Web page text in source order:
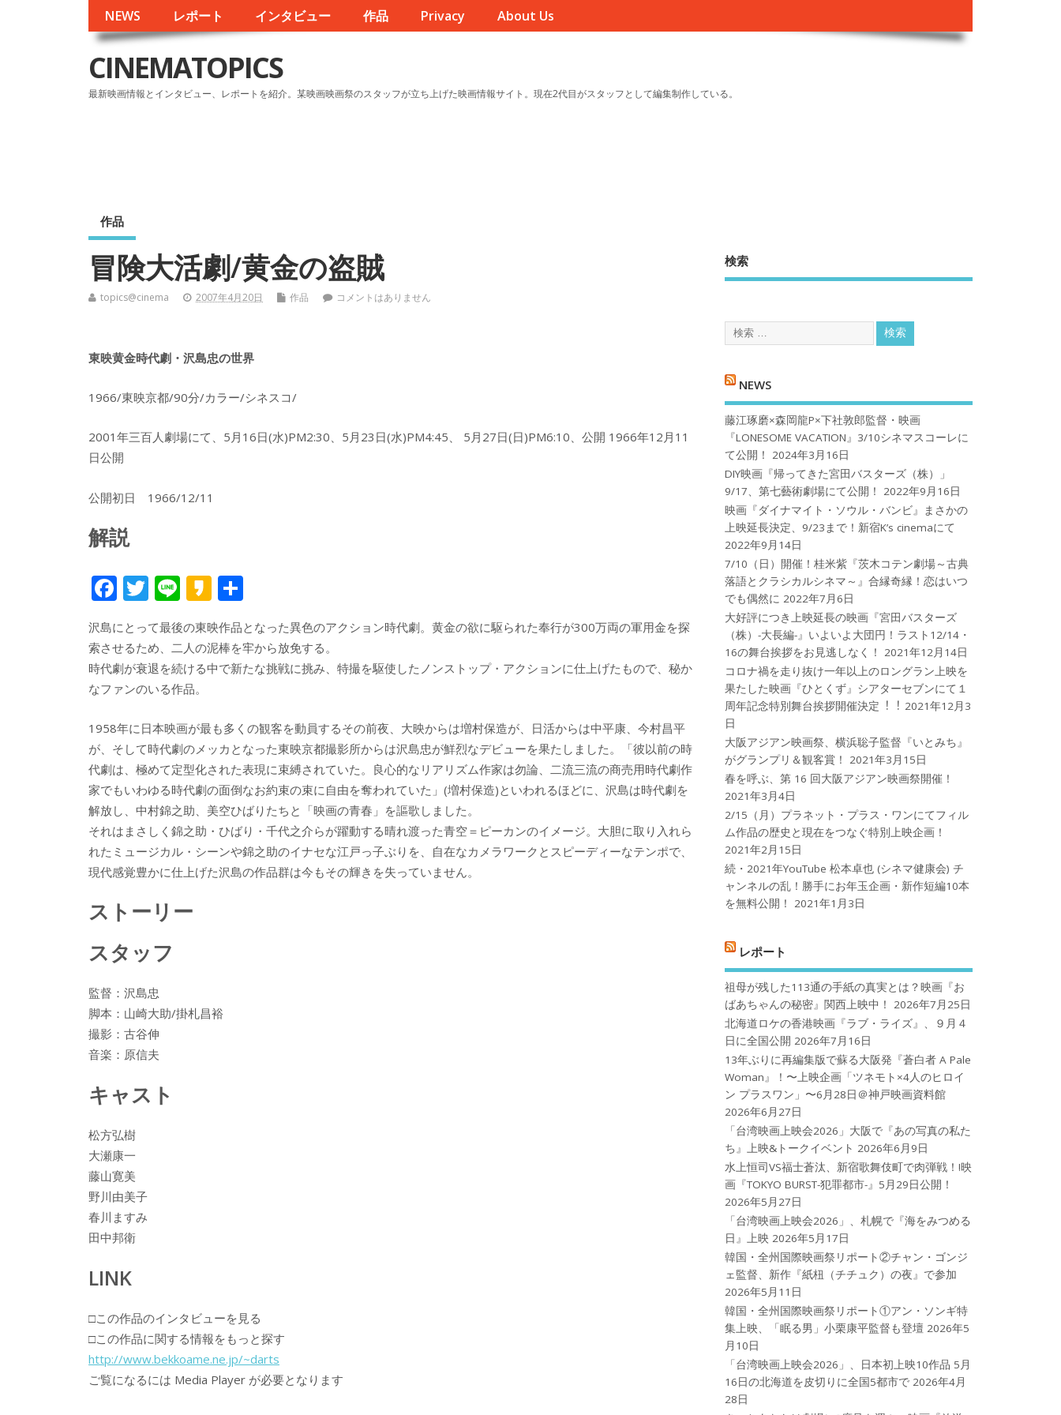
NEWS レポート インタビュー 作品 Privacy About Us
CINEMATOPICS
最新映画情報とインタビュー、レポートを紹介。某映画映画祭のスタッフが立ち上げた映画情報サイト。現在2代目がスタッフとして編集制作している。
作品
冒険大活劇/黄金の盗賊
topics@cinema 2007年4月20日 作品 コメントはありません
東映黄金時代劇・沢島忠の世界
1966/東映京都/90分/カラー/シネスコ/
2001年三百人劇場にて、5月16日(水)PM2:30、5月23日(水)PM4:45、 5月27日(日)PM6:10、公開 1966年12月11
日公開
公開初日 1966/12/11
解説
F
ac
e
b
o
k
T
w
itt
er
Li
n
e
K
a
k
a
沢島にとって最後の東映作品となった異色のアクション時代劇。黄金の欲に駆られた奉行が300万両の軍用金を探
索させるため、二人の泥棒を牢から放免する。
時代劇が衰退を続ける中で新たな挑戦に挑み、特撮を駆使したノンストップ・アクションに仕上げたもので、秘か
なファンのいる作品。
1958年に日本映画が最も多くの観客を動員するその前夜、大映からは増村保造が、日活からは中平康、今村昌平
が、そして時代劇のメッカとなった東映京都撮影所からは沢島忠が鮮烈なデビューを果たしました。「彼以前の時
代劇は、極めて定型化された表現に束縛されていた。良心的なリアリズム作家は勿論、二流三流の商売用時代劇作
家でもいわゆる時代劇の面倒なお約束の束に自由を奪われていた」(増村保造)といわれるほどに、沢島は時代劇を
解放し、中村錦之助、美空ひばりたちと「映画の青春」を謳歌しました。
それはまさしく錦之助・ひばり・千代之介らが躍動する晴れ渡った青空＝ピーカンのイメージ。大胆に取り入れら
れたミュージカル・シーンや錦之助のイナセな江戸っ子ぶりを、自在なカメラワークとスピーディーなテンポで、
現代感覚豊かに仕上げた沢島の作品群は今もその輝きを失っていません。
ストーリー
スタッフ
監督：沢島忠
脚本：山崎大助/掛札昌裕
撮影：古谷伸
音楽：原信夫
キャスト
松方弘樹
大瀬康一
藤山寛美
野川由美子
春川ますみ
田中邦衛
LINK
□この作品のインタビューを見る
□この作品に関する情報をもっと探す
http://www.bekkoame.ne.jp/~darts
ご覧になるには Media Player が必要となります
検索
NEWS
藤江琢磨×森岡龍P×下社敦郎監督・映画
『LONESOME VACATION』3/10シネマスコーレに
て公開！
2024年3月16日
DIY映画『帰ってきた宮田バスターズ（株）」
9/17、第七藝術劇場にて公開！
2022年9月16日
映画『ダイナマイト・ソウル・バンビ』まさかの
上映延長決定、9/23まで！新宿K’s cinemaにて
2022年9月14日
7/10（日）開催！桂米紫『茨木コテン劇場～古典
落語とクラシカルシネマ～』合縁奇縁！恋はいつ
でも偶然に 2022年7月6日
大好評につき上映延長の映画『宮田バスターズ
（株）-大長編-』いよいよ大団円！ラスト12/14・
16の舞台挨拶をお見逃しなく！
2021年12月14日
コロナ禍を⾛り抜け⼀年以上のロングラン上映を
果たした映画『ひとくず』シアターセブンにて１
周年記念特別舞台挨拶開催決定︕︕ 2021年12月3
日
大阪アジアン映画祭、横浜聡子監督『いとみち』
がグランプリ＆観客賞！
2021年3月15日
春を呼ぶ、第 16 回大阪アジアン映画祭開催！
2021年3月4日
2/15（月）プラネット・プラス・ワンにてフィル
ム作品の歴史と現在をつなぐ特別上映企画！
2021年2月15日
続・2021年YouTube 松本卓也 (シネマ健康会) チ
ャンネルの乱！勝手にお年玉企画・新作短編10本
を無料公開！
2021年1月3日
レポート
祖母が残した113通の手紙の真実とは？映画『お
ばあちゃんの秘密』関西上映中！
2026年7月25日
北海道ロケの香港映画『ラブ・ライズ』、９月４
日に全国公開 2026年7月16日
13年ぶりに再編集版で蘇る大阪発『蒼白者 A Pale
Woman』！〜上映企画「ツネモト×4人のヒロイ
ン プラスワン」〜6月28日＠神戸映画資料館
2026年6月27日
「台湾映画上映会2026」大阪で『あの写真の私た
ち』上映&トークイベント 2026年6月9日
水上恒司VS福士蒼汰、新宿歌舞伎町で肉弾戦！!映
画『TOKYO BURST-犯罪都市-』5月29日公開！
2026年5月27日
「台湾映画上映会2026」、札幌で『海をみつめる
日』上映 2026年5月17日
韓国・全州国際映画祭リポート②チャン・ゴンジ
ェ監督、新作『紙杻（チチュク）の夜』で参加
2026年5月11日
韓国・全州国際映画祭リポート①アン・ソンギ特
集上映、「眠る男」小栗康平監督も登壇 2026年5
月10日
「台湾映画上映会2026」、日本初上映10作品 5月
16日の北海道を皮切りに全国5都市で 2026年4月
28日